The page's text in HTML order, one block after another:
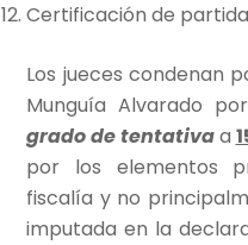
Certificación de
Los jueces condenan
Munguía Alvarado por
grado de tentativaa
por los elementos
fiscalía y no
imputada en la